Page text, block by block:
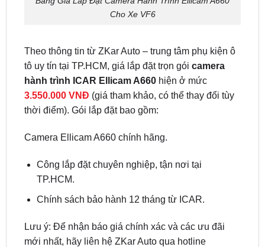
Theo thông tin từ ZKar Auto – trung tâm phụ kiện ô
hành trình ICAR Ellicam A660hiện ở mức
3.550.000 VNĐ(giá tham khảo, có thể thay đổi tùy
thời điểm). Gói lắp đặt bao gồm:
Camera Ellicam A660 chính hãng.
Công lắp đặt chuyên nghiệp, tận nơi tại
Chính sách bảo hành 12 tháng từ ICAR.
Lưu ý: Để nhận báo giá chính xác và các ưu đãi
0949.603.979hoặczalo